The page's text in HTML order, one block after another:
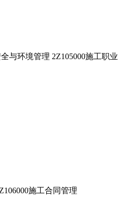
2Z105000施工职业
施工合同管理